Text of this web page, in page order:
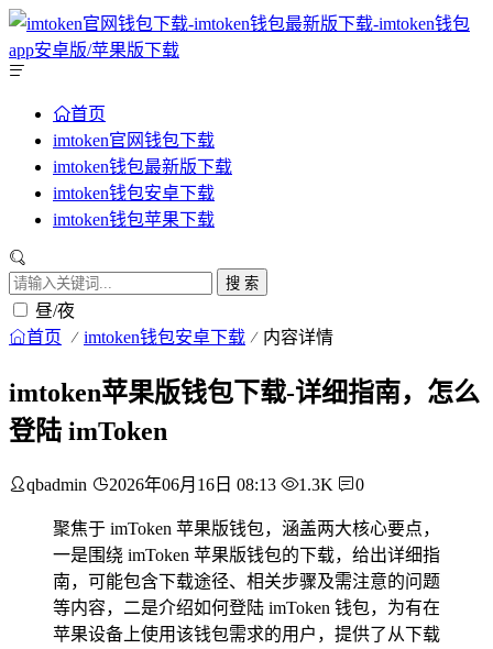
首页
imtoken官网钱包下载
imtoken钱包最新版下载
imtoken钱包安卓下载
imtoken钱包苹果下载
搜 索
昼/夜
首页 imtoken钱包安卓下载 内容详情
imtoken苹果版钱包下载-详细指南，怎么
登陆 imToken
qbadmin 2026年06月16日 08:13 1.3K 0
聚焦于 imToken 苹果版钱包，涵盖两大核心要点，
一是围绕 imToken 苹果版钱包的下载，给出详细指
南，可能包含下载途径、相关步骤及需注意的问题
等内容，二是介绍如何登陆 imToken 钱包，为有在
苹果设备上使用该钱包需求的用户，提供了从下载